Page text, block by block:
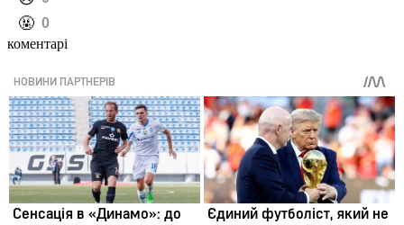
️🤬 0
коментарі